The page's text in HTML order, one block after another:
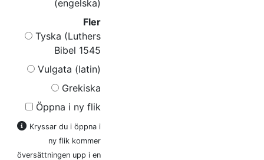
(engelska)
Fler
Tyska (Luthers
Bibel 1545
Vulgata (latin)
Grekiska
Öppna i ny flik
Kryssar du i öppna i
ny flik kommer
översättningen upp i en